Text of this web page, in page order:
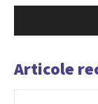
Articole